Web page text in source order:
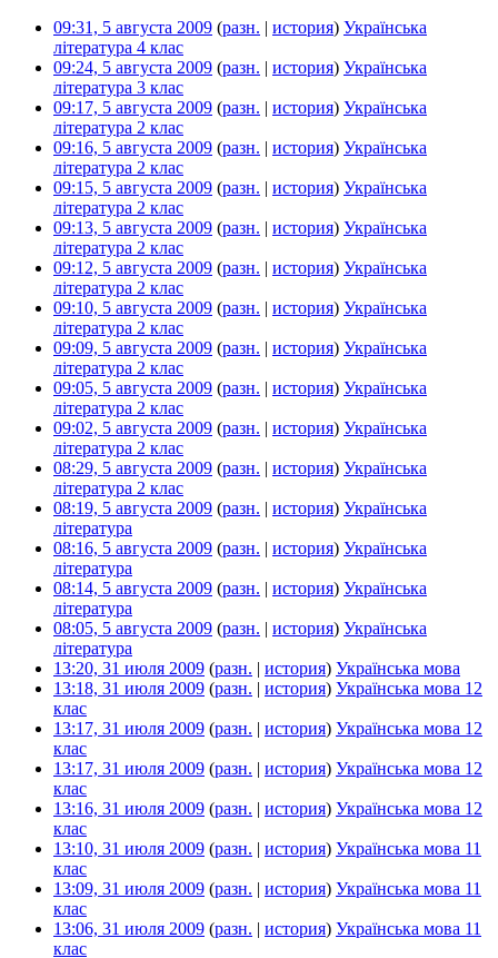
09:31, 5 августа 2009 (разн. | история) Українська
література 4 клас
09:24, 5 августа 2009 (разн. | история) Українська
література 3 клас
09:17, 5 августа 2009 (разн. | история) Українська
література 2 клас
09:16, 5 августа 2009 (разн. | история) Українська
література 2 клас
09:15, 5 августа 2009 (разн. | история) Українська
література 2 клас
09:13, 5 августа 2009 (разн. | история) Українська
література 2 клас
09:12, 5 августа 2009 (разн. | история) Українська
література 2 клас
09:10, 5 августа 2009 (разн. | история) Українська
література 2 клас
09:09, 5 августа 2009 (разн. | история) Українська
література 2 клас
09:05, 5 августа 2009 (разн. | история) Українська
література 2 клас
09:02, 5 августа 2009 (разн. | история) Українська
література 2 клас
08:29, 5 августа 2009 (разн. | история) Українська
література 2 клас
08:19, 5 августа 2009 (разн. | история) Українська
література
08:16, 5 августа 2009 (разн. | история) Українська
література
08:14, 5 августа 2009 (разн. | история) Українська
література
08:05, 5 августа 2009 (разн. | история) Українська
література
13:20, 31 июля 2009 (разн. | история) Українська мова
13:18, 31 июля 2009 (разн. | история) Українська мова 12
клас
13:17, 31 июля 2009 (разн. | история) Українська мова 12
клас
13:17, 31 июля 2009 (разн. | история) Українська мова 12
клас
13:16, 31 июля 2009 (разн. | история) Українська мова 12
клас
13:10, 31 июля 2009 (разн. | история) Українська мова 11
клас
13:09, 31 июля 2009 (разн. | история) Українська мова 11
клас
13:06, 31 июля 2009 (разн. | история) Українська мова 11
клас